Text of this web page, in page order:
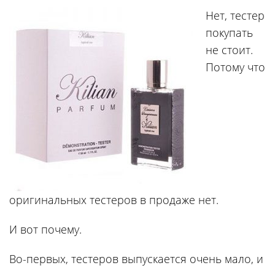
Нет, тестер
покупать
не стоит.
Потому что
оригинальных тестеров в продаже нет.
И вот почему.
Во-первых, тестеров выпускается очень мало, и